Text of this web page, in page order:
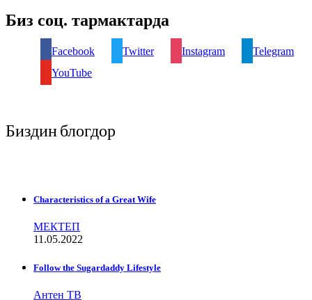
Биз соц. тармактарда
Facebook Twitter Instagram
Telegram
YouTube
Биздин блогдор
Characteristics of a Great Wife
МЕКТЕП
11.05.2022
Follow the Sugardaddy Lifestyle
Антен ТВ